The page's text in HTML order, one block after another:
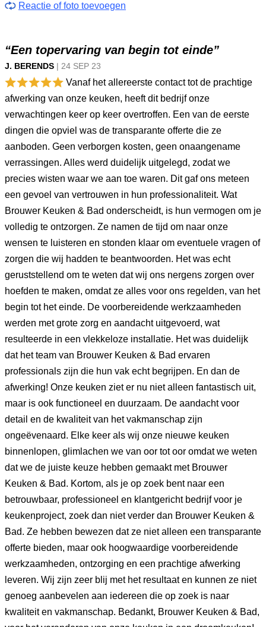
Reactie of foto toevoegen
“Een topervaring van begin tot einde”
J. BERENDS | 24 SEP 23
Vanaf het allereerste contact tot de prachtige
afwerking van onze keuken, heeft dit bedrijf onze
verwachtingen keer op keer overtroffen. Een van de eerste
dingen die opviel was de transparante offerte die ze
aanboden. Geen verborgen kosten, geen onaangename
verrassingen. Alles werd duidelijk uitgelegd, zodat we
precies wisten waar we aan toe waren. Dit gaf ons meteen
een gevoel van vertrouwen in hun professionaliteit. Wat
Brouwer Keuken & Bad onderscheidt, is hun vermogen om je
volledig te ontzorgen. Ze namen de tijd om naar onze
wensen te luisteren en stonden klaar om eventuele vragen of
zorgen die wij hadden te beantwoorden. Het was echt
geruststellend om te weten dat wij ons nergens zorgen over
hoefden te maken, omdat ze alles voor ons regelden, van het
begin tot het einde. De voorbereidende werkzaamheden
werden met grote zorg en aandacht uitgevoerd, wat
resulteerde in een vlekkeloze installatie. Het was duidelijk
dat het team van Brouwer Keuken & Bad ervaren
professionals zijn die hun vak echt begrijpen. En dan de
afwerking! Onze keuken ziet er nu niet alleen fantastisch uit,
maar is ook functioneel en duurzaam. De aandacht voor
detail en de kwaliteit van het vakmanschap zijn
ongeëvenaard. Elke keer als wij onze nieuwe keuken
binnenlopen, glimlachen we van oor tot oor omdat we weten
dat we de juiste keuze hebben gemaakt met Brouwer
Keuken & Bad. Kortom, als je op zoek bent naar een
betrouwbaar, professioneel en klantgericht bedrijf voor je
keukenproject, zoek dan niet verder dan Brouwer Keuken &
Bad. Ze hebben bewezen dat ze niet alleen een transparante
offerte bieden, maar ook hoogwaardige voorbereidende
werkzaamheden, ontzorging en een prachtige afwerking
leveren. Wij zijn zeer blij met het resultaat en kunnen ze niet
genoeg aanbevelen aan iedereen die op zoek is naar
kwaliteit en vakmanschap. Bedankt, Brouwer Keuken & Bad,